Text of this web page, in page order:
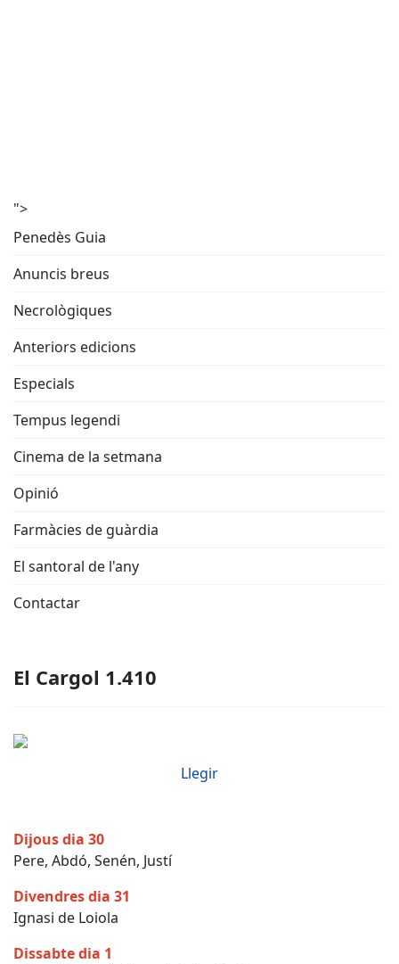
">
Penedès Guia
Anuncis breus
Necrològiques
Anteriors edicions
Especials
Tempus legendi
Cinema de la setmana
Opinió
Farmàcies de guàrdia
El santoral de l'any
Contactar
El Cargol 1.410
Llegir
Dijous dia 30
Pere, Abdó, Senén, Justí
Divendres dia 31
Ignasi de Loiola
Dissabte dia 1